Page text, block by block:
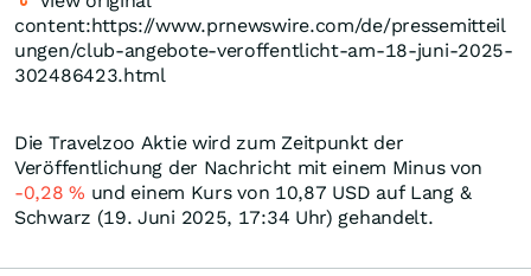
content:https://www.prnewswire.com/de/pressemitteil
ungen/club-angebote-veroffentlicht-am-18-juni-2025-
302486423.html
Die Travelzoo Aktie wird zum Zeitpunkt der
Veröffentlichung der Nachricht mit einem Minus von
-0,28% und einem Kurs von 10,87 USD auf Lang &
Schwarz (19. Juni 2025, 17:34 Uhr) gehandelt.